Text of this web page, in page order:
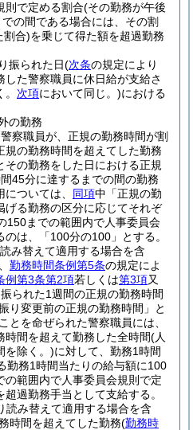
則で定める割合(その勤務が午後
の間である場合には、その割
割合)を乗じて得た額を超過勤務
振られた日(次条の規定により
た警察職員に休日給が支給さ
次項において同じ。)における
の勤務
察職員が、正規の勤務時間が割
規の勤務時間を超えてした勤務
の勤務をした日における正規
45分に達するまでの間の勤務
ついては、 同項中「正規の勤
げる勤務の区分に応じてそれぞ
150までの範囲内で人事委員会
は、「100分の100」とする。
み替えて適用する場合を含
勤務時間条例第5条の規定によ
例第3条第2項若しくは第3項又
られた1週間の正規の勤務時間
り変更前の正規の勤務時間」と
とを命ぜられた警察職員には、
間を超えて勤務した全時間(人
を除く。)に対して、勤務1時間
勤務1時間当たりの給与額に100
範囲内で人事委員会規則で定
過勤務手当として支給する。
読み替えて適用する場合を含
時間を超えてした勤務(勤務時